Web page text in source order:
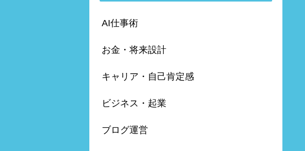
AI仕事術
お金・将来設計
キャリア・自己肯定感
ビジネス・起業
ブログ運営